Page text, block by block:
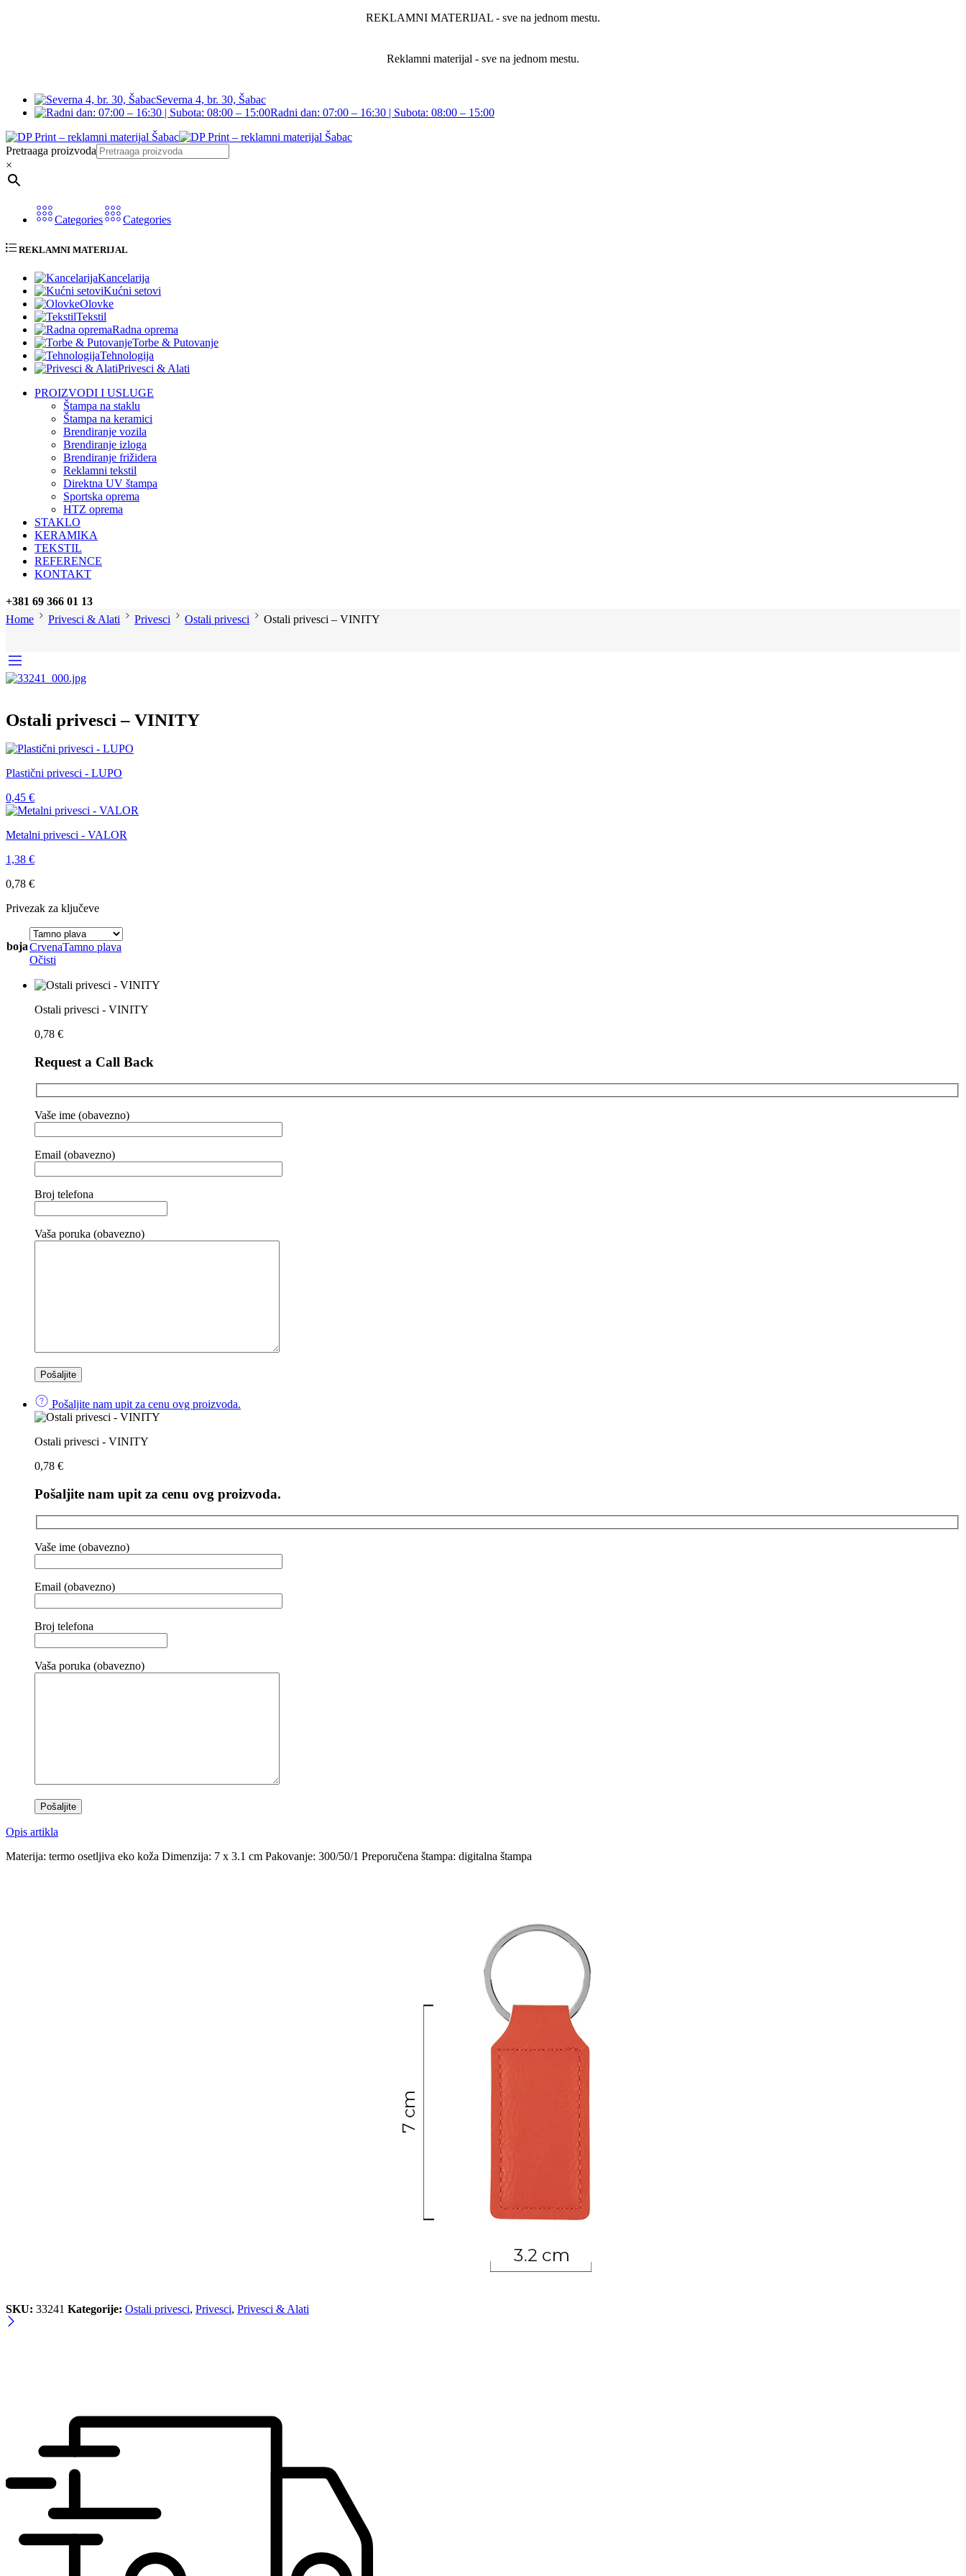
REKLAMNI MATERIJAL - sve na jednom mestu.
Reklamni materijal - sve na jednom mestu.
Severna 4, br. 30, Šabac
Radni dan: 07:00 – 16:30 | Subota: 08:00 – 15:00
Pretraaga proizvoda
×
Categories Categories
REKLAMNI MATERIJAL
Kancelarija
Kućni setovi
Olovke
Tekstil
Radna oprema
Torbe & Putovanje
Tehnologija
Privesci & Alati
PROIZVODI I USLUGE
Štampa na staklu
Štampa na keramici
Brendiranje vozila
Brendiranje izloga
Brendiranje frižidera
Reklamni tekstil
Direktna UV štampa
Sportska oprema
HTZ oprema
STAKLO
KERAMIKA
TEKSTIL
REFERENCE
KONTAKT
+381 69 366 01 13
Home
Privesci & Alati Privesci Ostali privesci Ostali privesci – VINITY
Ostali privesci – VINITY
Plastični privesci - LUPO
0,45 €
Metalni privesci - VALOR
1,38 €
0,78 €
Privezak za ključeve
bojaCrvenaTamno plava
Očisti
Ostali privesci - VINITY
0,78 €
Request a Call Back
Vaše ime (obavezno)
Email (obavezno)
Broj telefona
Vaša poruka (obavezno)
Pošaljite nam upit za cenu ovg proizvoda.
Ostali privesci - VINITY
0,78 €
Pošaljite nam upit za cenu ovg proizvoda.
Vaše ime (obavezno)
Email (obavezno)
Broj telefona
Vaša poruka (obavezno)
Opis artikla
Materija: termo osetljiva eko koža Dimenzija: 7 x 3.1 cm Pakovanje: 300/50/1 Preporučena štampa: digitalna štampa
SKU: 33241 Kategorije: Ostali privesci, Privesci, Privesci & Alati